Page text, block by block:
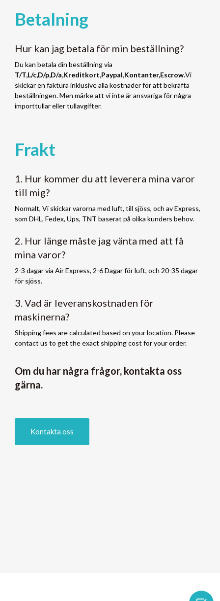
Betalning
Hur kan jag betala för min beställning?
Du kan betala din beställning via
T/T,L/c,D/p,D/a,Kreditkort,Paypal,Kontanter,Escrow.Vi
skickar en faktura inklusive alla kostnader för att bekräfta
beställningen. Men märke att vi inte är ansvariga för några
importtullar eller tullavgifter.
Frakt
1. Hur kommer du att leverera mina varor
till mig?
Normalt, Vi skickar varorna med luft, till sjöss, och av Express,
som DHL, Fedex, Ups, TNT baserat på olika kunders behov.
2. Hur länge måste jag vänta med att få
mina varor?
2-3 dagar via Air Express, 2-6 Dagar för luft, och 20-35 dagar
för sjöss.
3. Vad är leveranskostnaden för
maskinerna?
Shipping fees are calculated based on your location. Please
contact us to get the exact shipping cost for your order.
Om du har några frågor, kontakta oss
gärna.
Kontakta oss